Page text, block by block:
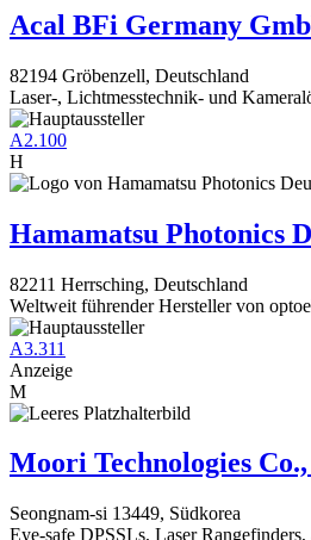
Acal BFi Germany
82194 Gröbenzell, Deutschland
Laser-, Lichtmesstechnik- und
A2.100
H
Hamamatsu Photonics
82211 Herrsching, Deutschland
Weltweit führender Hersteller von
A3.311
Anzeige
M
Moori Technologies
Seongnam-si 13449, Südkorea
Eye-safe DPSSLs, Laser